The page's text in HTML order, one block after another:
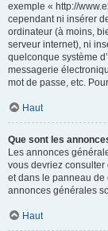
exemple « http://
cependant ni insérer
ordinateur (à moins,
serveur internet), ni
quelconque système
messagerie
mot de passe, etc.
Haut
Que sont les
Les annonces
vous devriez
et dans le panneau de
annonces générales
Haut